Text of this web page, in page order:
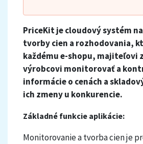
PriceKit je cloudový systém
tvorby cien a rozhodovania,
každému e-shopu, majiteľovi
výrobcovi monitorovať a
informácie o cenách a
ich zmeny u konkurencie.
Základné funkcie aplikácie:
Monitorovanie a tvorba cien je